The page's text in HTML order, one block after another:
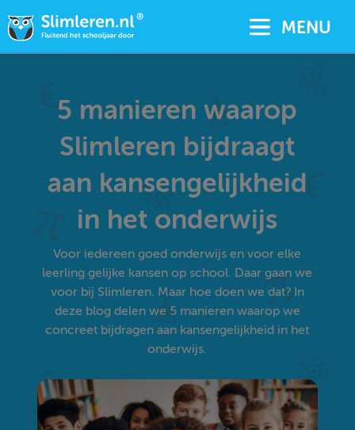
MENU
5 manieren waarop
Slimleren bijdraagt
aan kansengelijkheid
in het onderwijs
Voor iedereen goed onderwijs en voor elke
leerling gelijke kansen op school. Daar gaan we
voor bij Slimleren. Maar hoe doen we dat? In
deze blog delen we 5 manieren waarop we
concreet bijdragen aan kansengelijkheid in het
onderwijs.